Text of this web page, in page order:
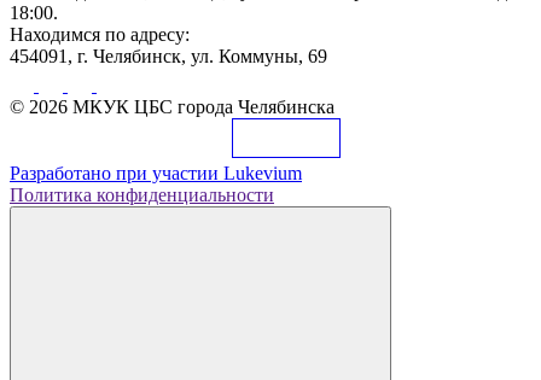
18:00.
Находимся по адресу:
454091, г. Челябинск, ул. Коммуны, 69
© 2026 МКУК ЦБС города Челябинска
Разработано при участии Lukevium
Политика конфиденциальности